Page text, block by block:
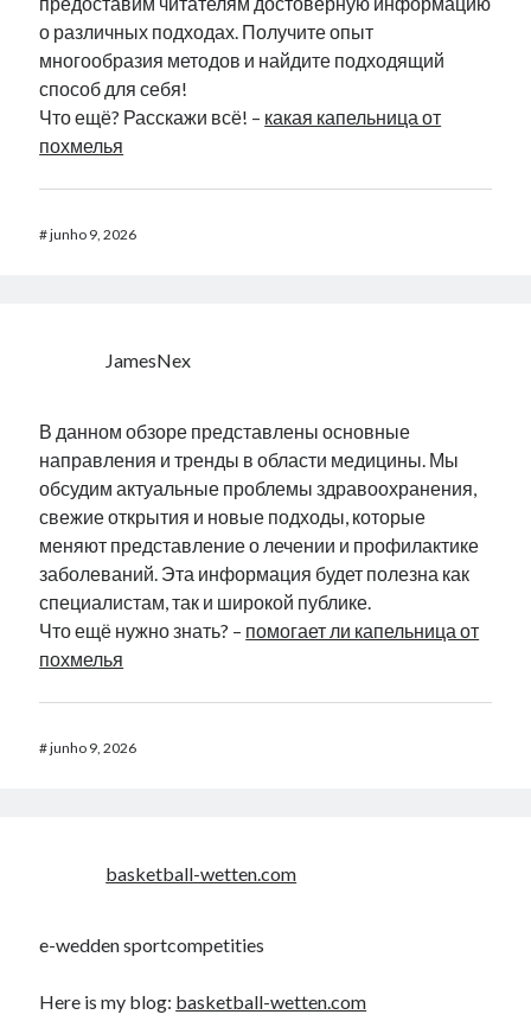
о различных подходах. Получите опыт
многообразия методов и найдите подходящий
способ для себя!
Что ещё? Расскажи всё! – какая капельница от
похмелья
#junho 9, 2026
JamesNex
В данном обзоре представлены основные
направления и тренды в области медицины. Мы
обсудим актуальные проблемы здравоохранения,
свежие открытия и новые подходы, которые
меняют представление о лечении и профилактике
заболеваний. Эта информация будет полезна как
специалистам, так и широкой публике.
Что ещё нужно знать? – помогает ли капельница от
похмелья
#junho 9, 2026
basketball-wetten.com
e-wedden sportcompetities
Here is my blog: basketball-wetten.com